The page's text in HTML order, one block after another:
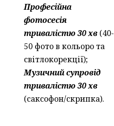
Професійна
фотосесія
тривалістю 30 хв (40-
50 фото в кольоро та
світлокорекції);
Музичний супровід
тривалістю 30 хв
(саксофон/скрипка).